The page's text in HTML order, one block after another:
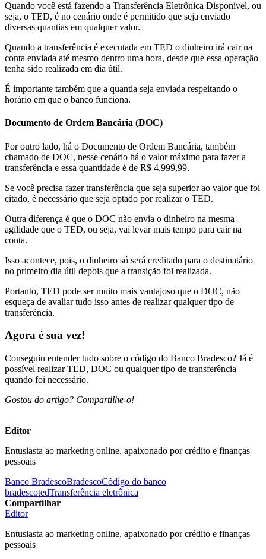
Quando você está fazendo a Transferência Eletrônica Disponível, ou
seja, o TED, é no cenário onde é permitido que seja enviado
diversas quantias em qualquer valor.
Quando a transferência é executada em TED o dinheiro irá cair na
conta enviada até mesmo dentro uma hora, desde que essa operação
tenha sido realizada em dia útil.
É importante também que a quantia seja enviada respeitando o
horário em que o banco funciona.
Documento de Ordem Bancária (DOC)
Por outro lado, há o Documento de Ordem Bancária, também
chamado de DOC, nesse cenário há o valor máximo para fazer a
transferência e essa quantidade é de R$ 4.999,99.
Se você precisa fazer transferência que seja superior ao valor que foi
citado, é necessário que seja optado por realizar o TED.
Outra diferença é que o DOC não envia o dinheiro na mesma
agilidade que o TED, ou seja, vai levar mais tempo para cair na
conta.
Isso acontece, pois, o dinheiro só será creditado para o destinatário
no primeiro dia útil depois que a transição foi realizada.
Portanto, TED pode ser muito mais vantajoso que o DOC, não
esqueça de avaliar tudo isso antes de realizar qualquer tipo de
transferência.
Agora é sua vez!
Conseguiu entender tudo sobre o código do Banco Bradesco? Já é
possível realizar TED, DOC ou qualquer tipo de transferência
quando foi necessário.
Gostou do artigo? Compartilhe-o!
Editor
Entusiasta ao marketing online, apaixonado por crédito e finanças
pessoais
Banco BradescoBradescoCódigo do banco
bradescotedTransferência eletrônica
Compartilhar
Editor
Entusiasta ao marketing online, apaixonado por crédito e finanças
pessoais